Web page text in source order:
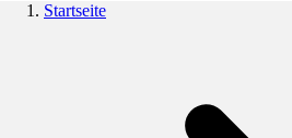
Startseite